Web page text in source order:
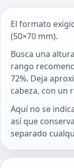
El formato
(50×70 mm).
Busca una
rango
72%. Deja
cabeza, con un
Aquí no se
así que
separado